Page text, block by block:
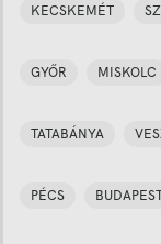
KECSKEMÉT
GYŐR MISKOLC
TATABÁNYA
PÉCS